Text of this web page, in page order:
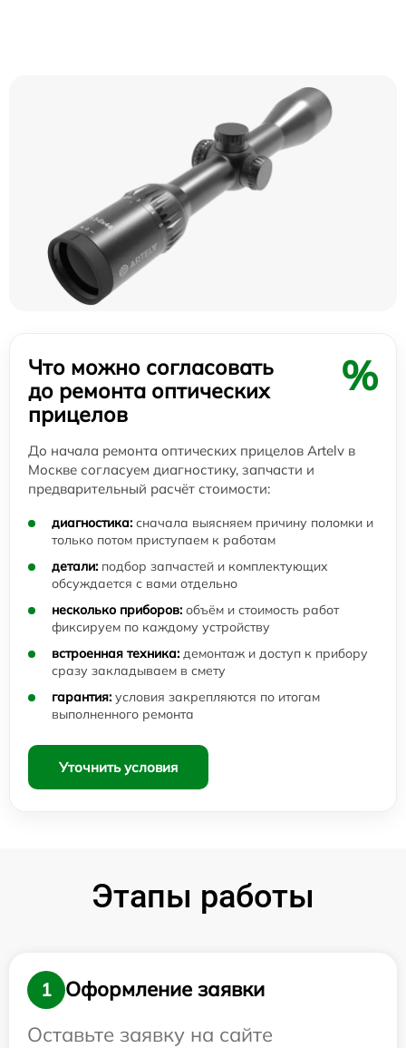
Что можно согласовать
до ремонта оптических
прицелов
%
До начала ремонта оптических прицелов Artelv в
Москве согласуем диагностику, запчасти и
предварительный расчёт стоимости:
диагностика: сначала выясняем причину поломки и
только потом приступаем к работам
детали: подбор запчастей и комплектующих
обсуждается с вами отдельно
несколько приборов: объём и стоимость работ
фиксируем по каждому устройству
встроенная техника: демонтаж и доступ к прибору
сразу закладываем в смету
гарантия: условия закрепляются по итогам
выполненного ремонта
Уточнить условия
Этапы работы
1
Оформление заявки
Оставьте заявку на сайте